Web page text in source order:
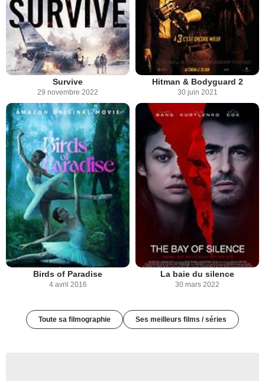
Survive
29 novembre 2022
Hitman & Bodyguard 2
30 juin 2021
Birds of Paradise
4 avril 2016
La baie du silence
30 mars 2022
Toute sa filmographie Ses meilleurs films / séries